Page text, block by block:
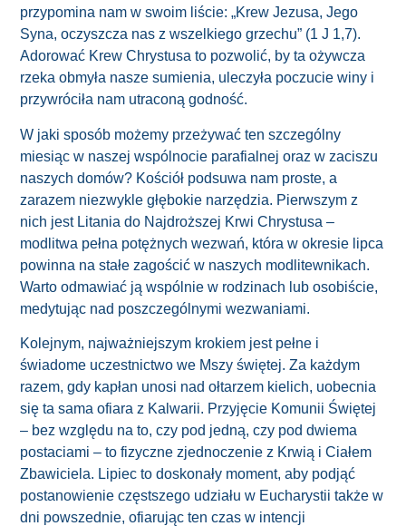
przypomina nam w swoim liście: „Krew Jezusa, Jego
Syna, oczyszcza nas z wszelkiego grzechu” (1 J 1,7).
Adorować Krew Chrystusa to pozwolić, by ta ożywcza
rzeka obmyła nasze sumienia, uleczyła poczucie winy i
przywróciła nam utraconą godność.
W jaki sposób możemy przeżywać ten szczególny
miesiąc w naszej wspólnocie parafialnej oraz w zaciszu
naszych domów? Kościół podsuwa nam proste, a
zarazem niezwykle głębokie narzędzia. Pierwszym z
nich jest Litania do Najdroższej Krwi Chrystusa –
modlitwa pełna potężnych wezwań, która w okresie lipca
powinna na stałe zagościć w naszych modlitewnikach.
Warto odmawiać ją wspólnie w rodzinach lub osobiście,
medytując nad poszczególnymi wezwaniami.
Kolejnym, najważniejszym krokiem jest pełne i
świadome uczestnictwo we Mszy świętej. Za każdym
razem, gdy kapłan unosi nad ołtarzem kielich, uobecnia
się ta sama ofiara z Kalwarii. Przyjęcie Komunii Świętej
– bez względu na to, czy pod jedną, czy pod dwiema
postaciami – to fizyczne zjednoczenie z Krwią i Ciałem
Zbawiciela. Lipiec to doskonały moment, aby podjąć
postanowienie częstszego udziału w Eucharystii także w
dni powszednie, ofiarując ten czas w intencji